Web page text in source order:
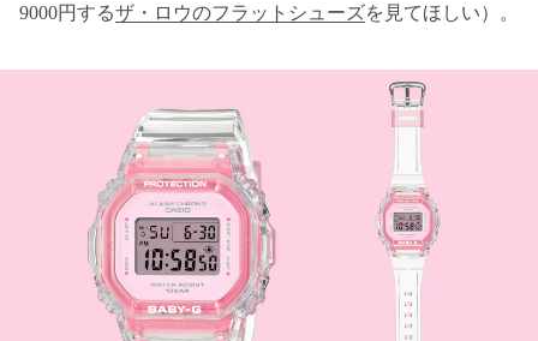
9000円するザ・ロウのフラットシューズを見てほしい）。